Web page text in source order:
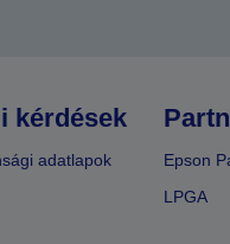
kérdések
adatlapok
Epson
LPGA